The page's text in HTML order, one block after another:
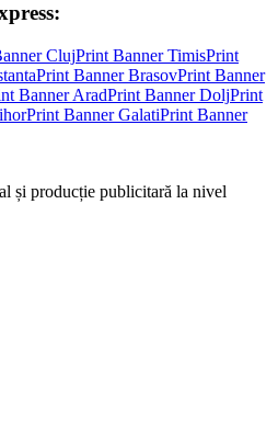
ClujPrint BannerTimisPrint
Print BannerBrasovPrint Banner
BannerAradPrint BannerDoljPrint
Print BannerGalatiPrint Banner
și producție publicitară la nivel